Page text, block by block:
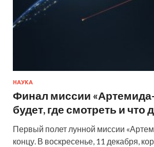
НАУКА
Финал миссии «Артемида-
будет, где смотреть и что
Первый полет лунной миссии
концу. В воскресенье, 11 декабря,